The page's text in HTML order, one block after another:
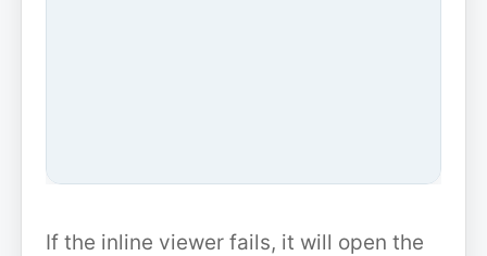
If the inline viewer fails, it will open the